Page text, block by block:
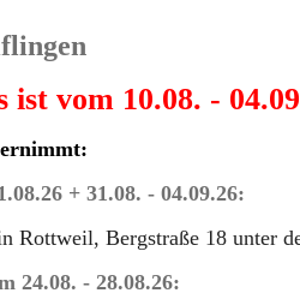
ist vom 10.08. -
+ 31.08. - 04.09.26:
Rottweil, Bergstraße 18 unter
24.08. - 28.08.26: